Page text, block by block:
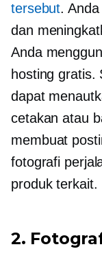
tersebut.
dan
Anda
hosting gratis.
dapat
cetakan atau
membuat
fotografi
produk terkait.
2.